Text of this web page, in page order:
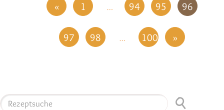
« 1 … 94 95 96
97 98 … 100 »